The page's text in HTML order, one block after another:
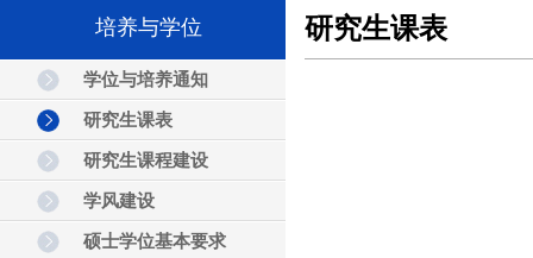
培养与学位
学位与培养通知
研究生课表
研究生课程建设
学风建设
硕士学位基本要求
研究生课表